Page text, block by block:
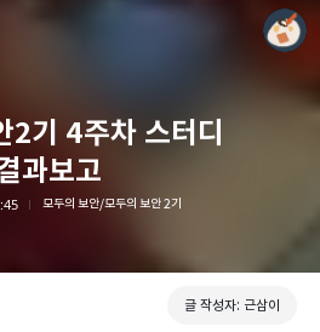
2기 4주차 스터디
과보고
모두의 보안/모두의 보안 2기
글 작성자: 근삼이
모두의 근삼이